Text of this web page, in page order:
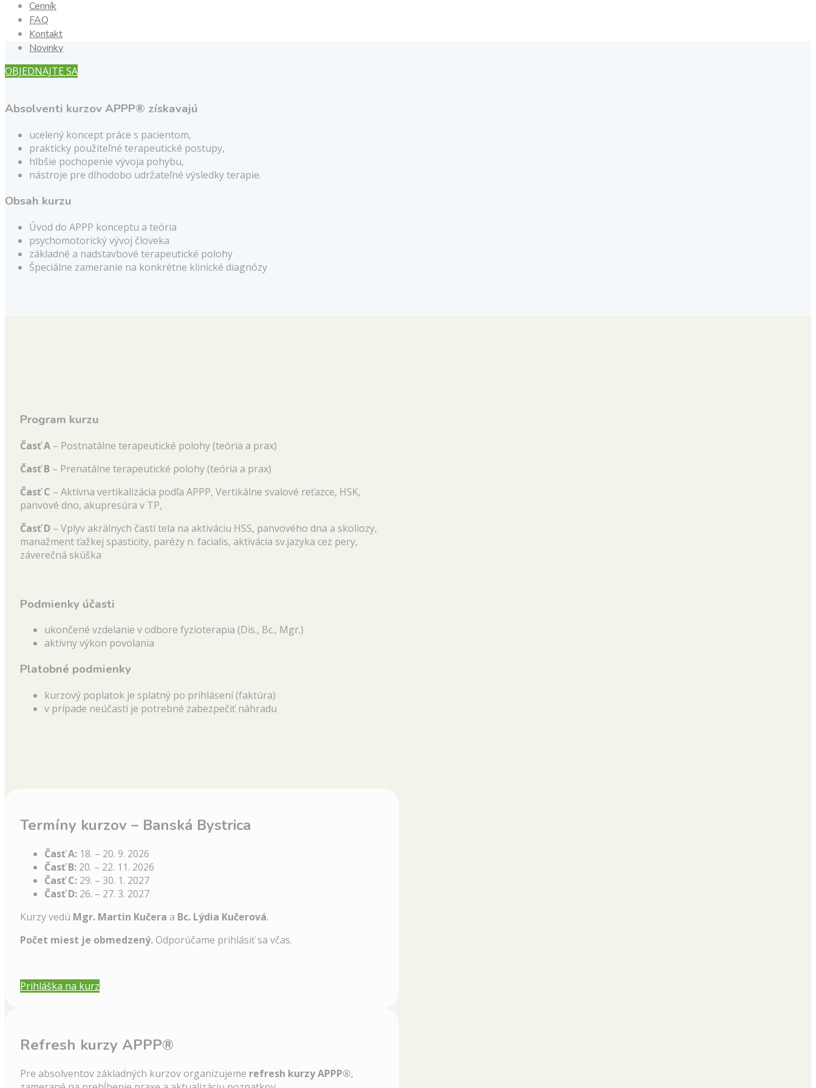
Cenník
FAQ
Kontakt
Novinky
OBJEDNAJTE SA
Absolventi kurzov APPP® získavajú
ucelený koncept práce s pacientom,
prakticky použiteľné terapeutické postupy,
hlbšie pochopenie vývoja pohybu,
nástroje pre dlhodobo udržateľné výsledky terapie.
Obsah kurzu
Úvod do APPP konceptu a teória
psychomotorický vývoj človeka
základné a nadstavbové terapeutické polohy
Špeciálne zameranie na konkrétne klinické diagnózy
Program kurzu
Časť A – Postnatálne terapeutické polohy (teória a prax)
Časť B – Prenatálne terapeutické polohy (teória a prax)
Časť C – Aktívna vertikalizácia podľa APPP, Vertikálne svalové reťazce, HSK,
panvové dno, akupresúra v TP,
Časť D – Vplyv akrálnych častí tela na aktiváciu HSS, panvového dna a skoliozy,
manažment ťažkej spasticity, parézy n. facialis, aktivácia sv.jazyka cez pery,
záverečná skúška
Podmienky účasti
ukončené vzdelanie v odbore fyzioterapia (Dis., Bc., Mgr.)
aktívny výkon povolania
Platobné podmienky
kurzový poplatok je splatný po prihlásení (faktúra)
v prípade neúčasti je potrebné zabezpečiť náhradu
Termíny kurzov – Banská Bystrica
Časť A: 18. – 20. 9. 2026
Časť B: 20. – 22. 11. 2026
Časť C: 29. – 30. 1. 2027
Časť D: 26. – 27. 3. 2027
Kurzy vedú Mgr. Martin Kučera a Bc. Lýdia Kučerová.
Počet miest je obmedzený.Odporúčame prihlásiť sa včas.
Prihláška na kurz
Refresh kurzy APPP®
Pre absolventov základných kurzov organizujeme refresh kurzy APPP®,